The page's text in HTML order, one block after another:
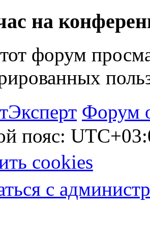
на
форум
Форум
пояс:
cookies
с